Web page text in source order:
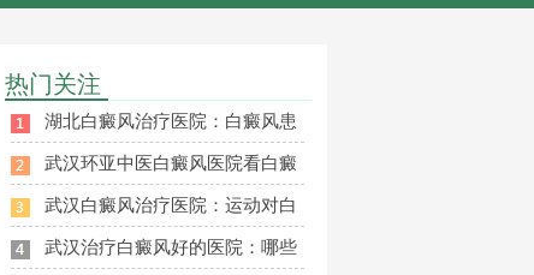
热门关注
湖北白癜风治疗医院：白癜风患
武汉环亚中医白癜风医院看白癜
武汉白癜风治疗医院：运动对白
武汉治疗白癜风好的医院：哪些